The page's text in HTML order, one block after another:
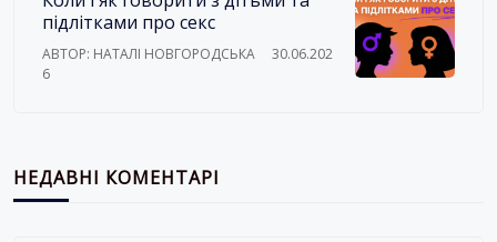
підлітками про секс
АВТОР: НАТАЛІ НОВГОРОДСЬКА
30.06.202
6
НЕДАВНІ КОМЕНТАРІ